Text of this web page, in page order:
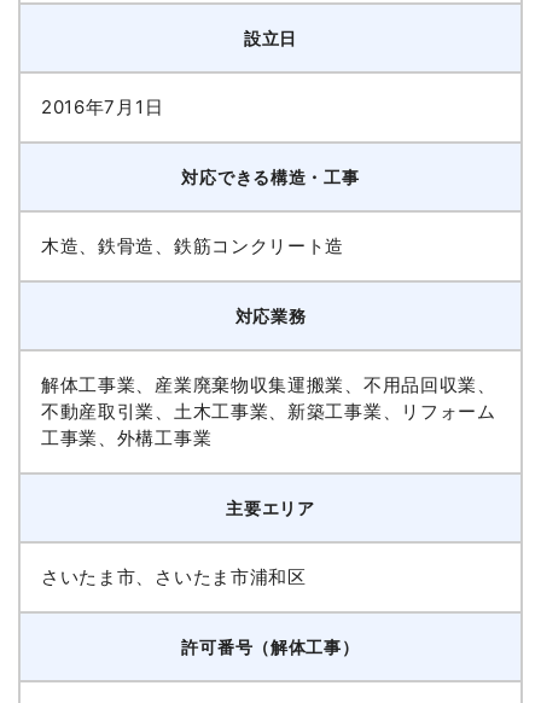
設立日
2016年7月1日
対応できる構造・工事
木造、鉄骨造、鉄筋コンクリート造
対応業務
解体工事業、産業廃棄物収集運搬業、不用品回収業、
不動産取引業、土木工事業、新築工事業、リフォーム
工事業、外構工事業
主要エリア
さいたま市、さいたま市浦和区
許可番号（解体工事）